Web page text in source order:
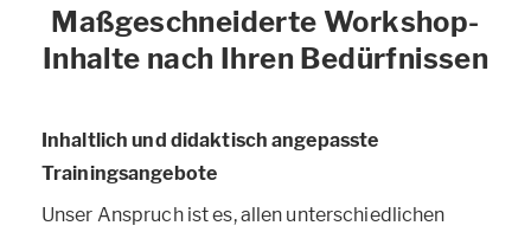
Maßgeschneiderte Workshop-
Inhalte nach Ihren Bedürfnissen
Inhaltlich und didaktisch angepasste
Trainingsangebote
Unser Anspruch ist es, allen unterschiedlichen